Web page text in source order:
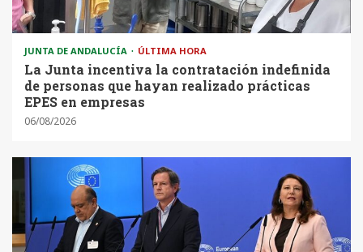
JUNTA DE ANDALUCÍA ÚLTIMA HORA
La Junta incentiva la contratación indefinida
de personas que hayan realizado prácticas
EPES en empresas
06/08/2026